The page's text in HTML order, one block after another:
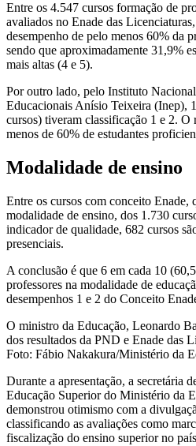
Entre os 4.547 cursos formação de
avaliados no Enade das
desempenho de pelo menos 60% da
sendo que aproximadamente 31,9%
mais altas (4 e 5).
Por outro lado, pelo Instituto
Educacionais Anísio Teixeira (Inep),
cursos) tiveram classificação 1 e 2. O
menos de 60% de estudantes
Modalidade de ensino
Entre os cursos com conceito Enade,
modalidade de ensino, dos 1.730
indicador de qualidade, 682 cursos
presenciais.
A conclusão é que 6 em cada 10
professores na modalidade de
desempenhos 1 e 2 do Conceito
O ministro da Educação, Leonardo
dos resultados da PND e Enade das
Foto: Fábio Nakakura/Ministério da
Durante a apresentação, a secretária
Educação Superior do Ministério da
demonstrou otimismo com a
classificando as avaliações como
fiscalização do ensino superior no